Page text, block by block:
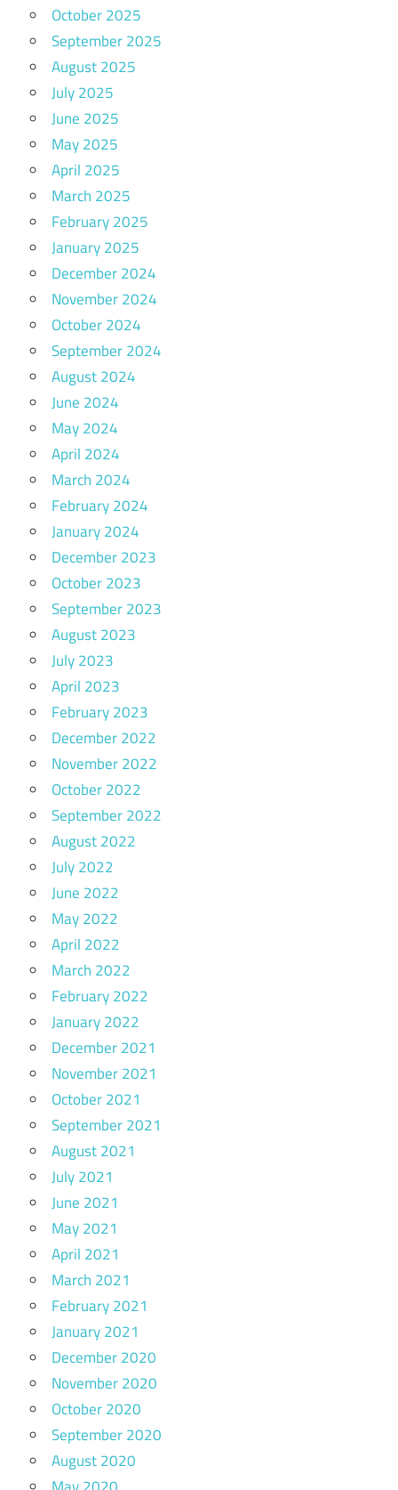
October 2025
September 2025
August 2025
July 2025
June 2025
May 2025
April 2025
March 2025
February 2025
January 2025
December 2024
November 2024
October 2024
September 2024
August 2024
June 2024
May 2024
April 2024
March 2024
February 2024
January 2024
December 2023
October 2023
September 2023
August 2023
July 2023
April 2023
February 2023
December 2022
November 2022
October 2022
September 2022
August 2022
July 2022
June 2022
May 2022
April 2022
March 2022
February 2022
January 2022
December 2021
November 2021
October 2021
September 2021
August 2021
July 2021
June 2021
May 2021
April 2021
March 2021
February 2021
January 2021
December 2020
November 2020
October 2020
September 2020
August 2020